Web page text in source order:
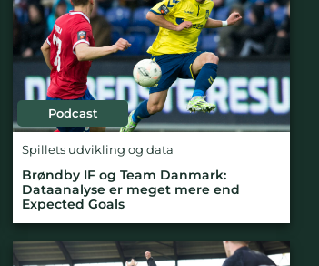
Podcast
Spillets udvikling og data
Brøndby IF og Team Danmark:
Dataanalyse er meget mere end
Expected Goals